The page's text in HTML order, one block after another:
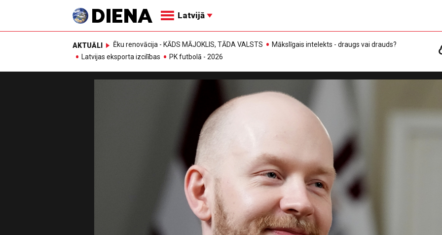
Latvijā
AKTUĀLI Ēku renovācija - KĀDS MĀJOKLIS, TĀDA VALSTS
Mākslīgais intelekts - draugs vai drauds?
Latvijas eksporta izcilības
PK futbolā - 2026